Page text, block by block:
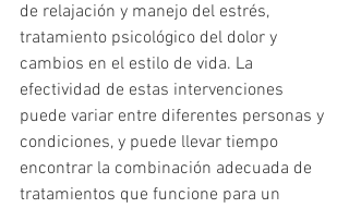
de relajación y manejo del estrés,
tratamiento psicológico del dolor y
cambios en el estilo de vida. La
efectividad de estas intervenciones
puede variar entre diferentes personas y
condiciones, y puede llevar tiempo
encontrar la combinación adecuada de
tratamientos que funcione para un